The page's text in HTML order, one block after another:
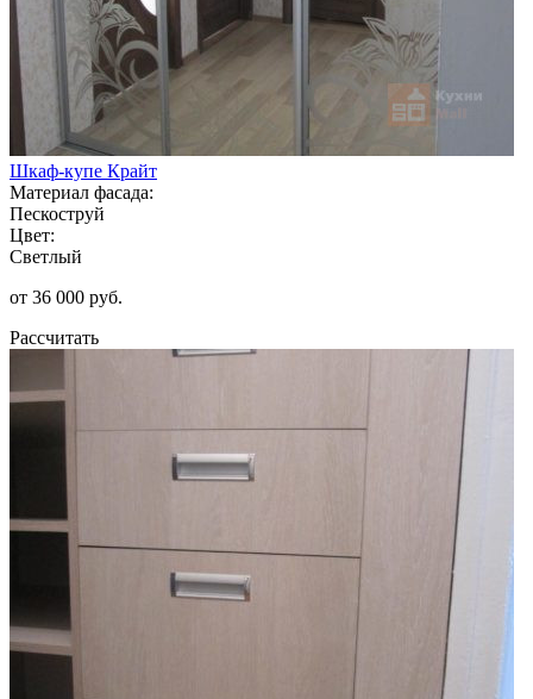
Шкаф-купе Крайт
Материал фасада:
Пескоструй
Цвет:
Светлый
от 36 000 руб.
Рассчитать